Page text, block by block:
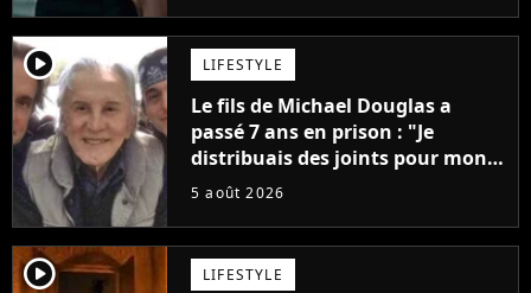
player2 LIFESTYLE
Le fils de Michael Douglas a
passé 7 ans en prison : "Je
distribuais des joints pour mon
père"
5 août 2026
player2 LIFESTYLE